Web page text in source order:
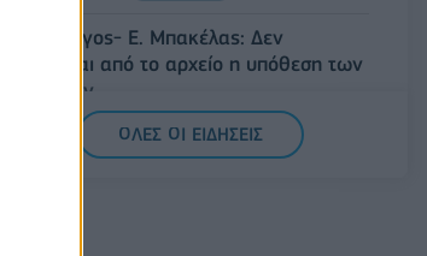
Άρειος Πάγος- Ε. Μπακέλας: Δεν
ανασύρεται από το αρχείο η υπόθεση των
υποκλοπών
07/08/2026 - 14:11
ΟΛΕΣ ΟΙ ΕΙΔΗΣΕΙΣ